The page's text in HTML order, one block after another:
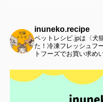
inuneko.recipe
ペットレシピ.jpは〈犬
た！冷凍フレッシュフ
トフーズでお買い求め